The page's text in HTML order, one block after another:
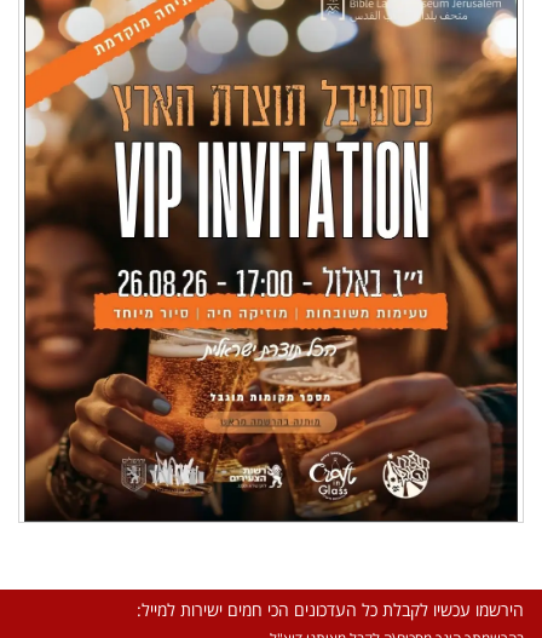
הירשמו עכשיו לקבלת כל העדכונים הכי חמים ישירות למייל: